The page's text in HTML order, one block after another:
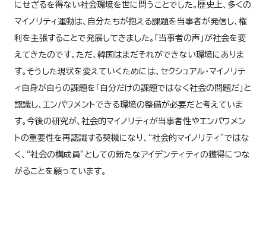
にせざるを得ない社会環境を世に問うことでした。歴史上、多くの
マイノリティ運動は、自分たちが抱える課題を当事者が発信し、権
利を主張することで発展してきました。「当事者の声」が社会を変
えてきたのです。ただ、韓国はまだそれができない環境にありま
す。そうした現状を変えていくためには、セクシュアル・マイノリテ
ィ自身が自らの課題を「自分だけの課題ではなく社会の問題だ」と
認識し、エンパワメントできる環境の整備が必要だと考えていま
す。今後の研究が、社会的マイノリティが当事者性やエンパワメン
トの重要性を再認識する契機になり、“社会的マイノリティ”ではな
く、“社会の構成員”としての新たなアイデンティティの獲得につな
がることを願っています。